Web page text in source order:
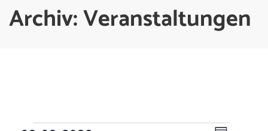
Archiv:Veranstaltungen